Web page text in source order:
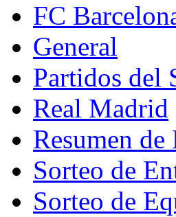
FC
General
Partidos del
Real Madrid
Resumen de
Sorteo de
Sorteo de